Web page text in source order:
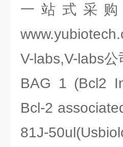
一站式采
V-labs,V-labs
BAG 1 (Bcl2
Bcl-2
81J-